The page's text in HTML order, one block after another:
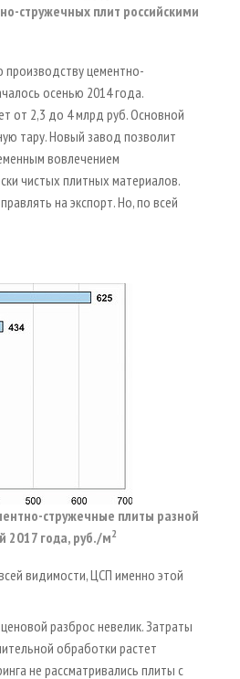
стружечных плит российскими
производству цементно-
осенью 2014 года.
от 2,3 до 4 млрд руб. Основной
тару. Новый завод позволит
вовлечением
чистых плитных материалов.
на экспорт. Но, по всей
стружечные плиты разной
2017 года, руб./м2
видимости, ЦСП именно этой
разброс невелик. Затраты
обработки растет
не рассматривались плиты с